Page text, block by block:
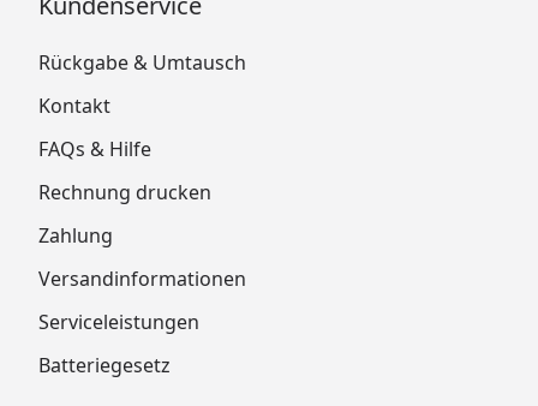
Rückgabe & Umtausch
Kontakt
FAQs & Hilfe
Rechnung drucken
Zahlung
Versandinformationen
Serviceleistungen
Batteriegesetz